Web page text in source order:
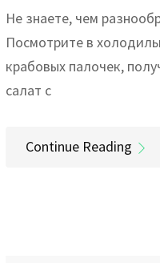
Не знаете, чем
Посмотрите в
крабовых палочек,
салат с
Continue Reading